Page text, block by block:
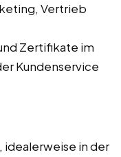
Vertrieb
Zertifikate im
Kundenservice
idealerweise in der